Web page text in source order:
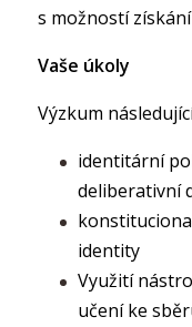
s možností
Vaše úkoly
Výzkum
identitární
deliberativní
identity
Využití
učení ke